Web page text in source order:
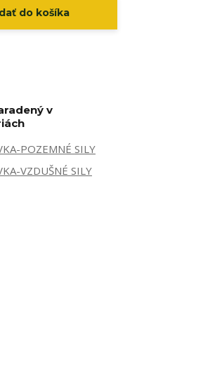
do košíka
v
POZEMNÉ SILY
VZDUŠNÉ SILY